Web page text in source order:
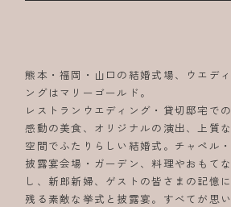
熊本・福岡・山口の結婚式場、ウエディ
ングはマリーゴールド。
レストランウエディング・貸切邸宅での
感動の美食、オリジナルの演出、上質な
空間でふたりらしい結婚式。チャペル・
披露宴会場・ガーデン、料理やおもてな
し、新郎新婦、ゲストの皆さまの記憶に
残る素敵な挙式と披露宴。すべてが思い